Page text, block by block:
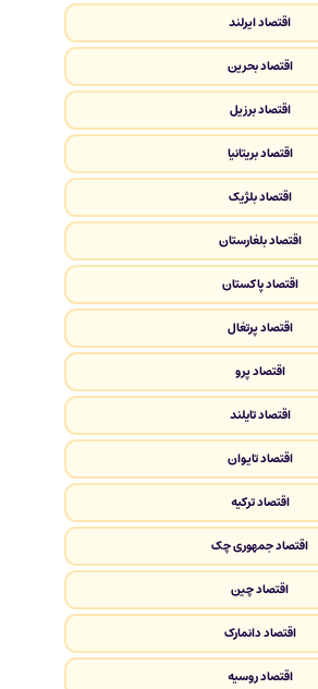
اقتصاد ایرلند
اقتصاد بحرین
اقتصاد برزیل
اقتصاد بریتانیا
اقتصاد بلژیک
اقتصاد بلغارستان
اقتصاد پاکستان
اقتصاد پرتغال
اقتصاد پرو
اقتصاد تایلند
اقتصاد تایوان
اقتصاد ترکیه
اقتصاد جمهوری چک
اقتصاد چین
اقتصاد دانمارک
اقتصاد روسیه